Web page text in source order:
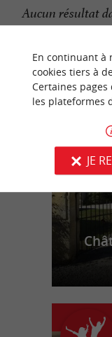
Aucun résultat
En continuant à
cookies tiers à
Certaines
les plateformes
JE